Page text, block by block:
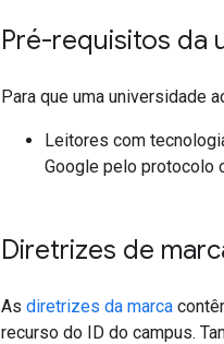
Pré-requisitos da
Para que uma universidade
Leitores com
Google pelo protocolo
Diretrizes de
As diretrizes da marca
recurso do ID do campus.